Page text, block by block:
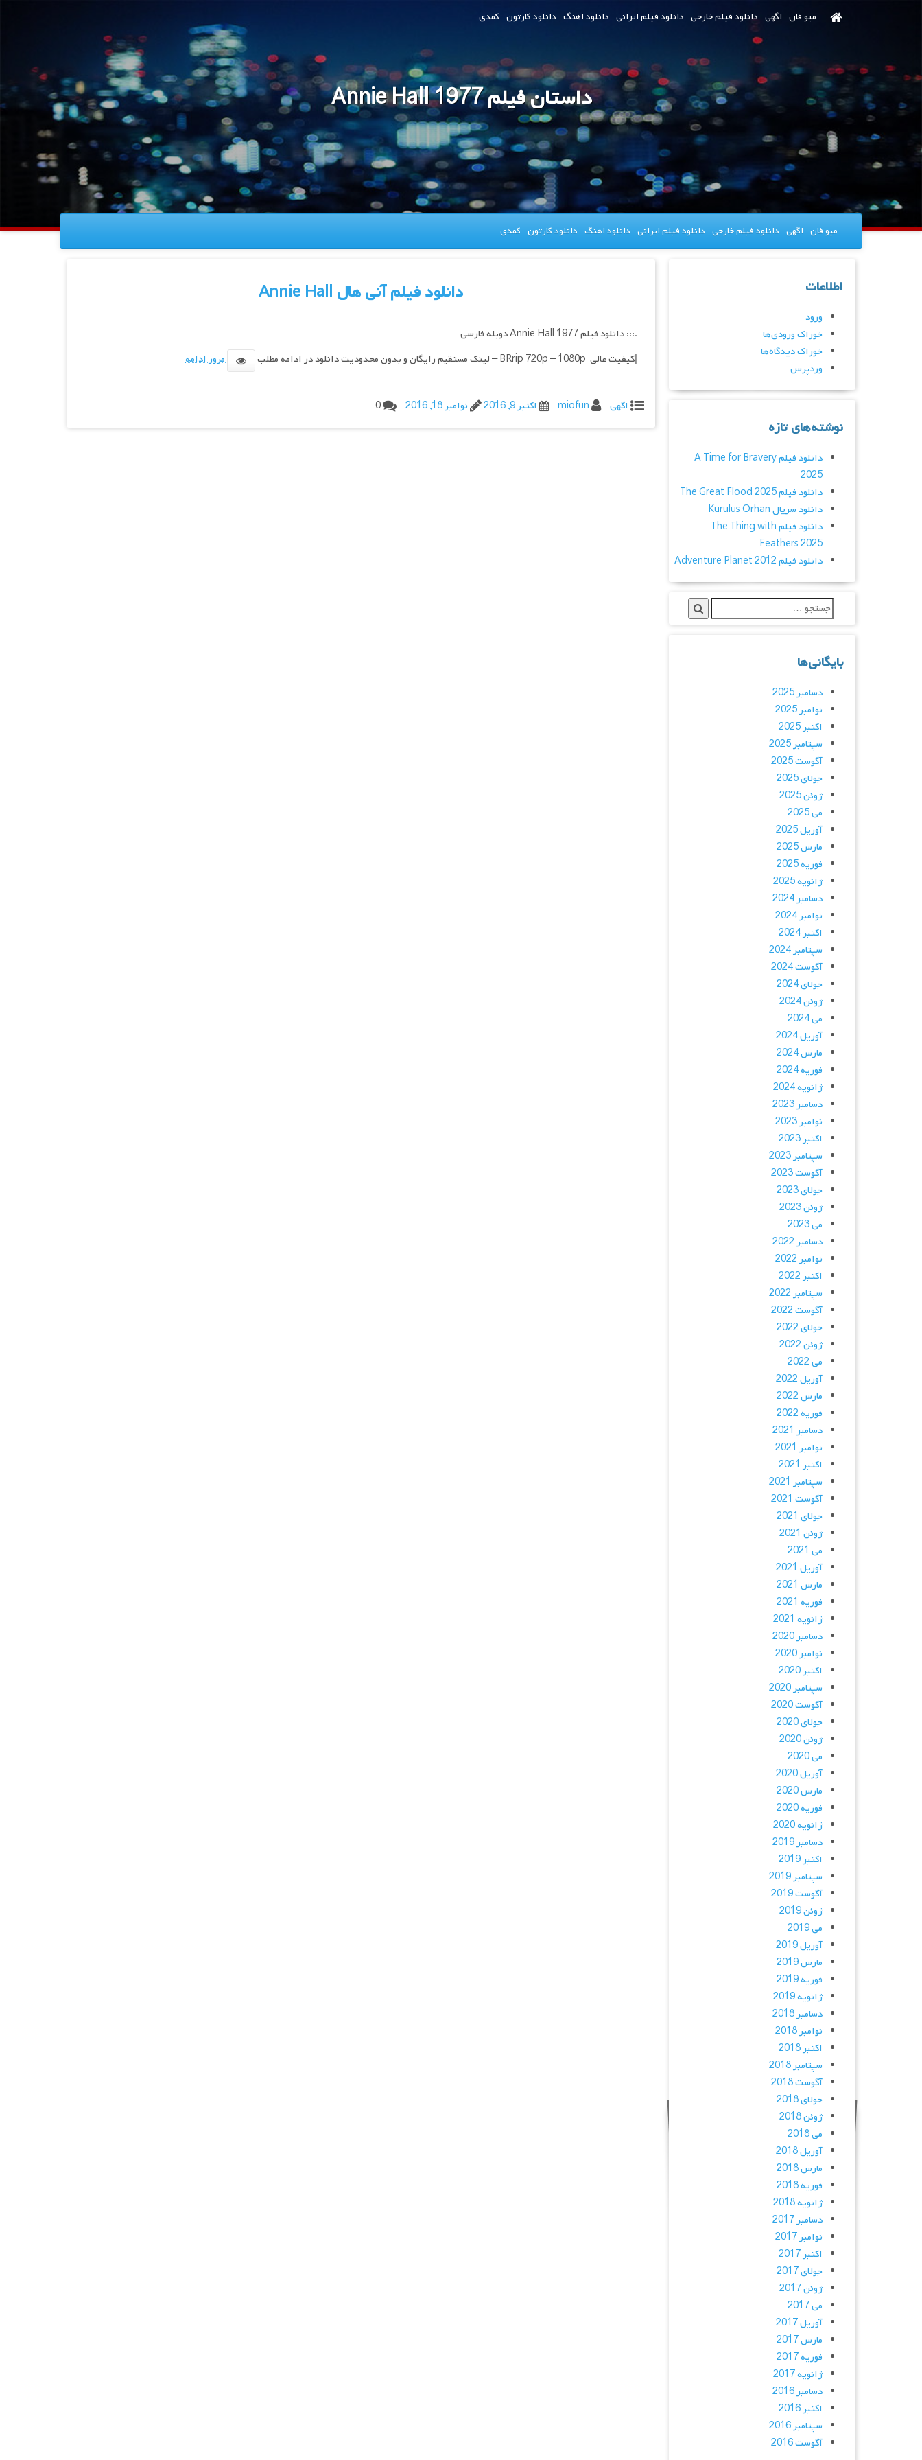
میو فان اگهی دانلود فیلم خارجی دانلود فیلم ایرانی دانلود اهنگ دانلود کارتون کمدی
داستان فیلم Annie Hall 1977
میو فان اگهی دانلود فیلم خارجی دانلود فیلم ایرانی دانلود اهنگ دانلود کارتون کمدی
دانلود فیلم آنی هال Annie Hall
.::: دانلود فیلم Annie Hall 1977 دوبله فارسی
|کیفیت عالی BRrip 720p – 1080p – لینک مستقیم رایگان و بدون محدودیت دانلود در ادامه مطلب
مرور ادامه
اگهی miofun اکتبر 9, 2016 نوامبر 18, 2016 0
اطلاعات
ورود
خوراک ورودی‌ها
خوراک دیدگاه‌ها
وردپرس
نوشته‌های تازه
دانلود فیلم A Time for Bravery
2025
دانلود فیلم The Great Flood 2025
دانلود سریال Kurulus Orhan
دانلود فیلم The Thing with
Feathers 2025
دانلود فیلم Adventure Planet 2012
بایگانی‌ها
دسامبر 2025
نوامبر 2025
اکتبر 2025
سپتامبر 2025
آگوست 2025
جولای 2025
ژوئن 2025
می 2025
آوریل 2025
مارس 2025
فوریه 2025
ژانویه 2025
دسامبر 2024
نوامبر 2024
اکتبر 2024
سپتامبر 2024
آگوست 2024
جولای 2024
ژوئن 2024
می 2024
آوریل 2024
مارس 2024
فوریه 2024
ژانویه 2024
دسامبر 2023
نوامبر 2023
اکتبر 2023
سپتامبر 2023
آگوست 2023
جولای 2023
ژوئن 2023
می 2023
دسامبر 2022
نوامبر 2022
اکتبر 2022
سپتامبر 2022
آگوست 2022
جولای 2022
ژوئن 2022
می 2022
آوریل 2022
مارس 2022
فوریه 2022
دسامبر 2021
نوامبر 2021
اکتبر 2021
سپتامبر 2021
آگوست 2021
جولای 2021
ژوئن 2021
می 2021
آوریل 2021
مارس 2021
فوریه 2021
ژانویه 2021
دسامبر 2020
نوامبر 2020
اکتبر 2020
سپتامبر 2020
آگوست 2020
جولای 2020
ژوئن 2020
می 2020
آوریل 2020
مارس 2020
فوریه 2020
ژانویه 2020
دسامبر 2019
اکتبر 2019
سپتامبر 2019
آگوست 2019
ژوئن 2019
می 2019
آوریل 2019
مارس 2019
فوریه 2019
ژانویه 2019
دسامبر 2018
نوامبر 2018
اکتبر 2018
سپتامبر 2018
آگوست 2018
جولای 2018
ژوئن 2018
می 2018
آوریل 2018
مارس 2018
فوریه 2018
ژانویه 2018
دسامبر 2017
نوامبر 2017
اکتبر 2017
جولای 2017
ژوئن 2017
می 2017
آوریل 2017
مارس 2017
فوریه 2017
ژانویه 2017
دسامبر 2016
اکتبر 2016
سپتامبر 2016
آگوست 2016